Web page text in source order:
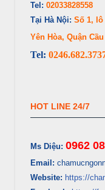
Tel: 02033828558
Tại Hà Nội: Số 1, lô
Yên Hòa, Quận
Tel:
HOT LINE 24/7
Ms Diệu: 0962
Email:
Website: https://